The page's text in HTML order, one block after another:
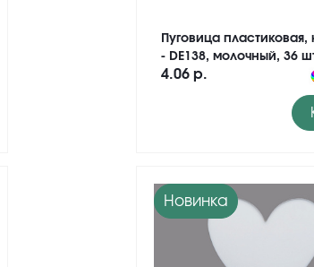
Пуговица
- DE138, молочный, 36
4.06 р.
Новинка